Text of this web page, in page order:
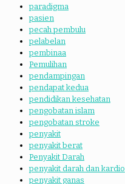
paradigma
pasien
pecah pembulu
pelabelan
pembinaa
Pemulihan
pendampingan
pendapat kedua
pendidikan kesehatan
pengobatan islam
pengobatan stroke
penyakit
penyakit berat
Penyakit Darah
penyakit darah dan kardio
penyakit ganas